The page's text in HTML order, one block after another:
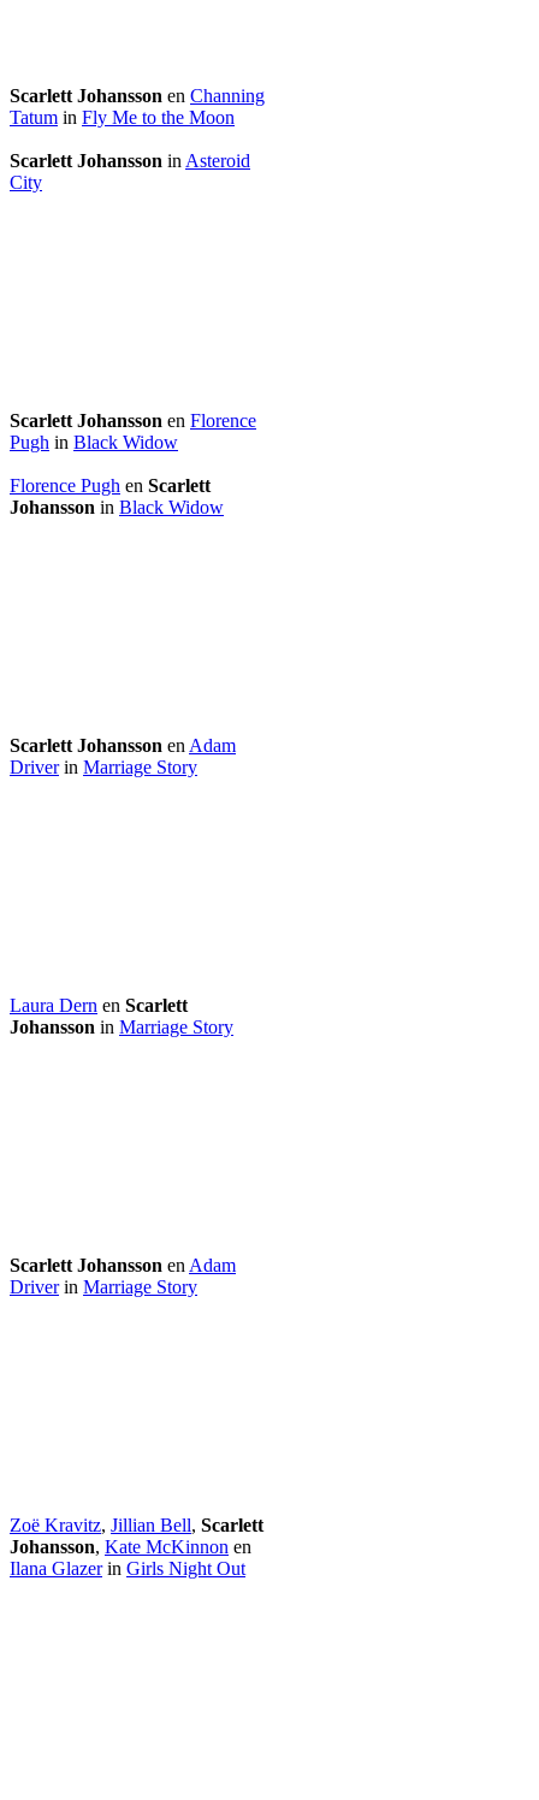
Scarlett Johansson en Channing
Tatum in Fly Me to the Moon
Scarlett Johansson in Asteroid
City
Scarlett Johansson en Florence
Pugh in Black Widow
Florence Pugh en Scarlett
Johansson in Black Widow
Scarlett Johansson en Adam
Driverin Marriage Story
Laura Dern en Scarlett
Johansson in Marriage Story
Scarlett Johansson en Adam
Driverin Marriage Story
Zoë Kravitz, Jillian Bell, Scarlett
Johansson, Kate McKinnon en
Ilana Glazerin Girls Night Out